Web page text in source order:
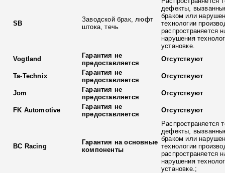
SB
Заводской брак, люфт
штока, течь
дефекты,
браком или
технологии
распространяется
нарушения
установке.
Vogtland
Гарантия не
предоставляется
Отсутствуют
Ta-Technix
Гарантия не
предоставляется
Отсутствуют
Jom
Гарантия не
предоставляется
Отсутствуют
FK Automotive
Гарантия не
предоставляется
Отсутствуют
BC Racing
Гарантия на основные
компоненты
Распространяется
дефекты,
браком или
технологии
распространяется
нарушения
установке.;